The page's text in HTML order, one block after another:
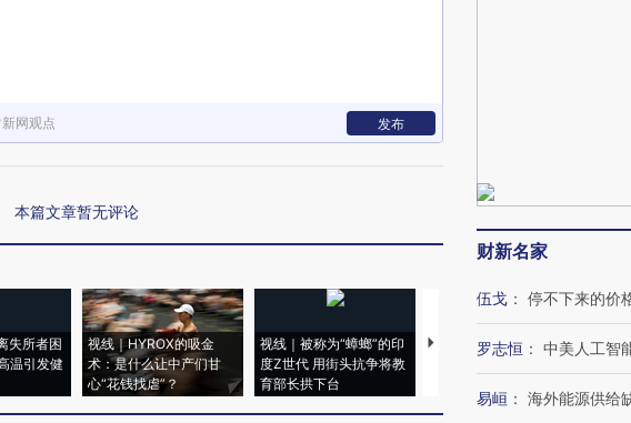
网观点 发布
本篇文章暂无评论
失所者困
温引发健
视线｜HYROX的吸金
术：是什么让中产们甘
心“花钱找虐”？
视线｜被称为“蟑螂”的印
度Z世代 用街头抗争将教
育部长拱下台
视线｜“入侵”还是“人道危
湖
财新名家
伍戈 ： 停不下来的价
罗志恒 ： 中美人工智
易峘 ： 海外能源供给